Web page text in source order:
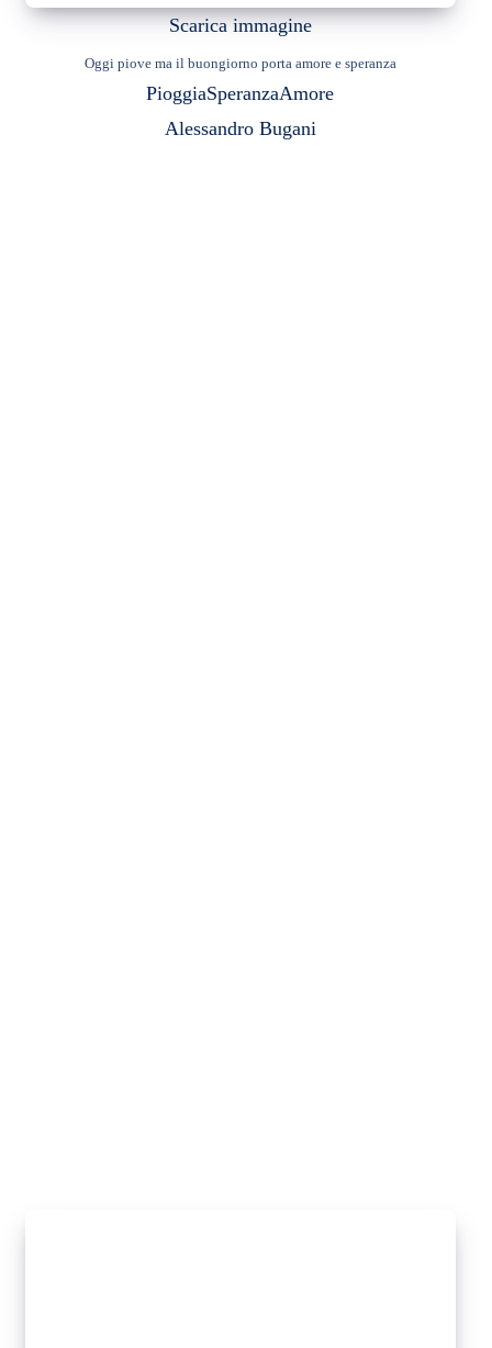
Scarica immagine
Oggi piove ma il buongiorno porta amore e speranza
PioggiaSperanzaAmore
Alessandro Bugani